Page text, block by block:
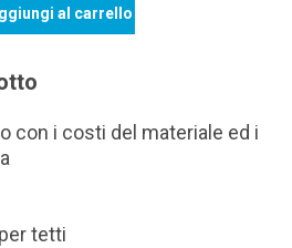
al carrello
con i costi del materiale ed i
tetti